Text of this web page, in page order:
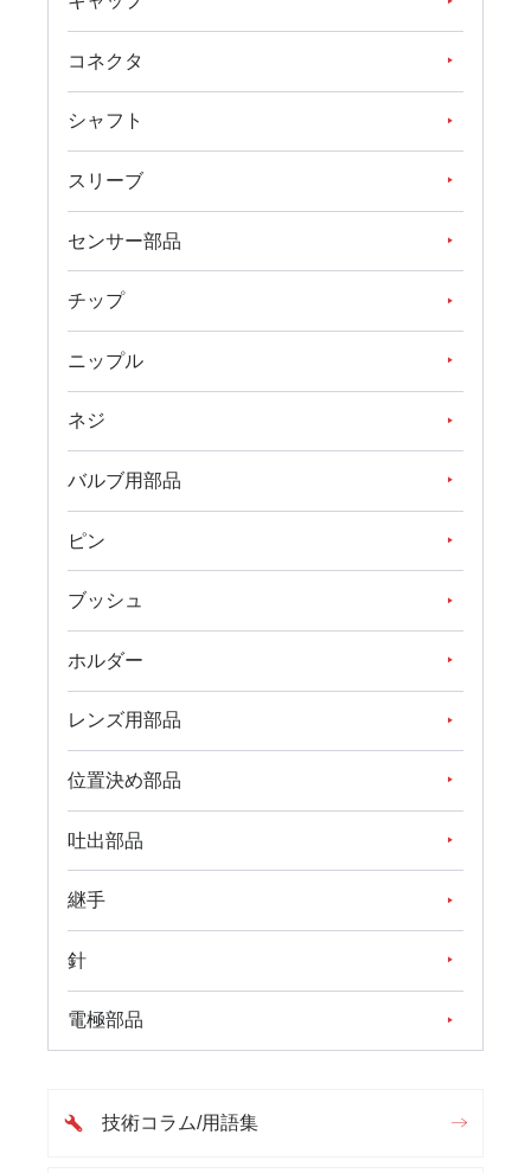
コネクタ
シャフト
スリーブ
センサー部品
チップ
ニップル
ネジ
バルブ用部品
ピン
ブッシュ
ホルダー
レンズ用部品
位置決め部品
吐出部品
継手
針
電極部品
技術コラム/用語集